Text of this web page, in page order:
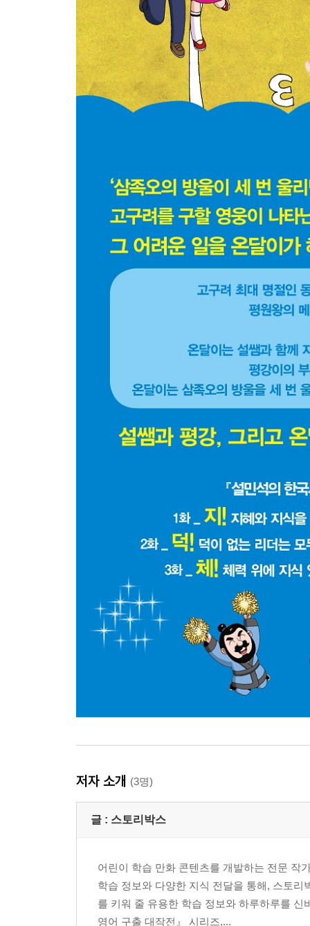
저자 소개 (3명)
글 : 스토리박스
어린이 학습 만화 콘텐츠를 개발하는 전문 작
학습 정보와 다양한 지식 전달을 통해, 스토
를 키워 줄 유용한 학습 정보와 하루하루를
영어 구출 대작전』 시리즈,...